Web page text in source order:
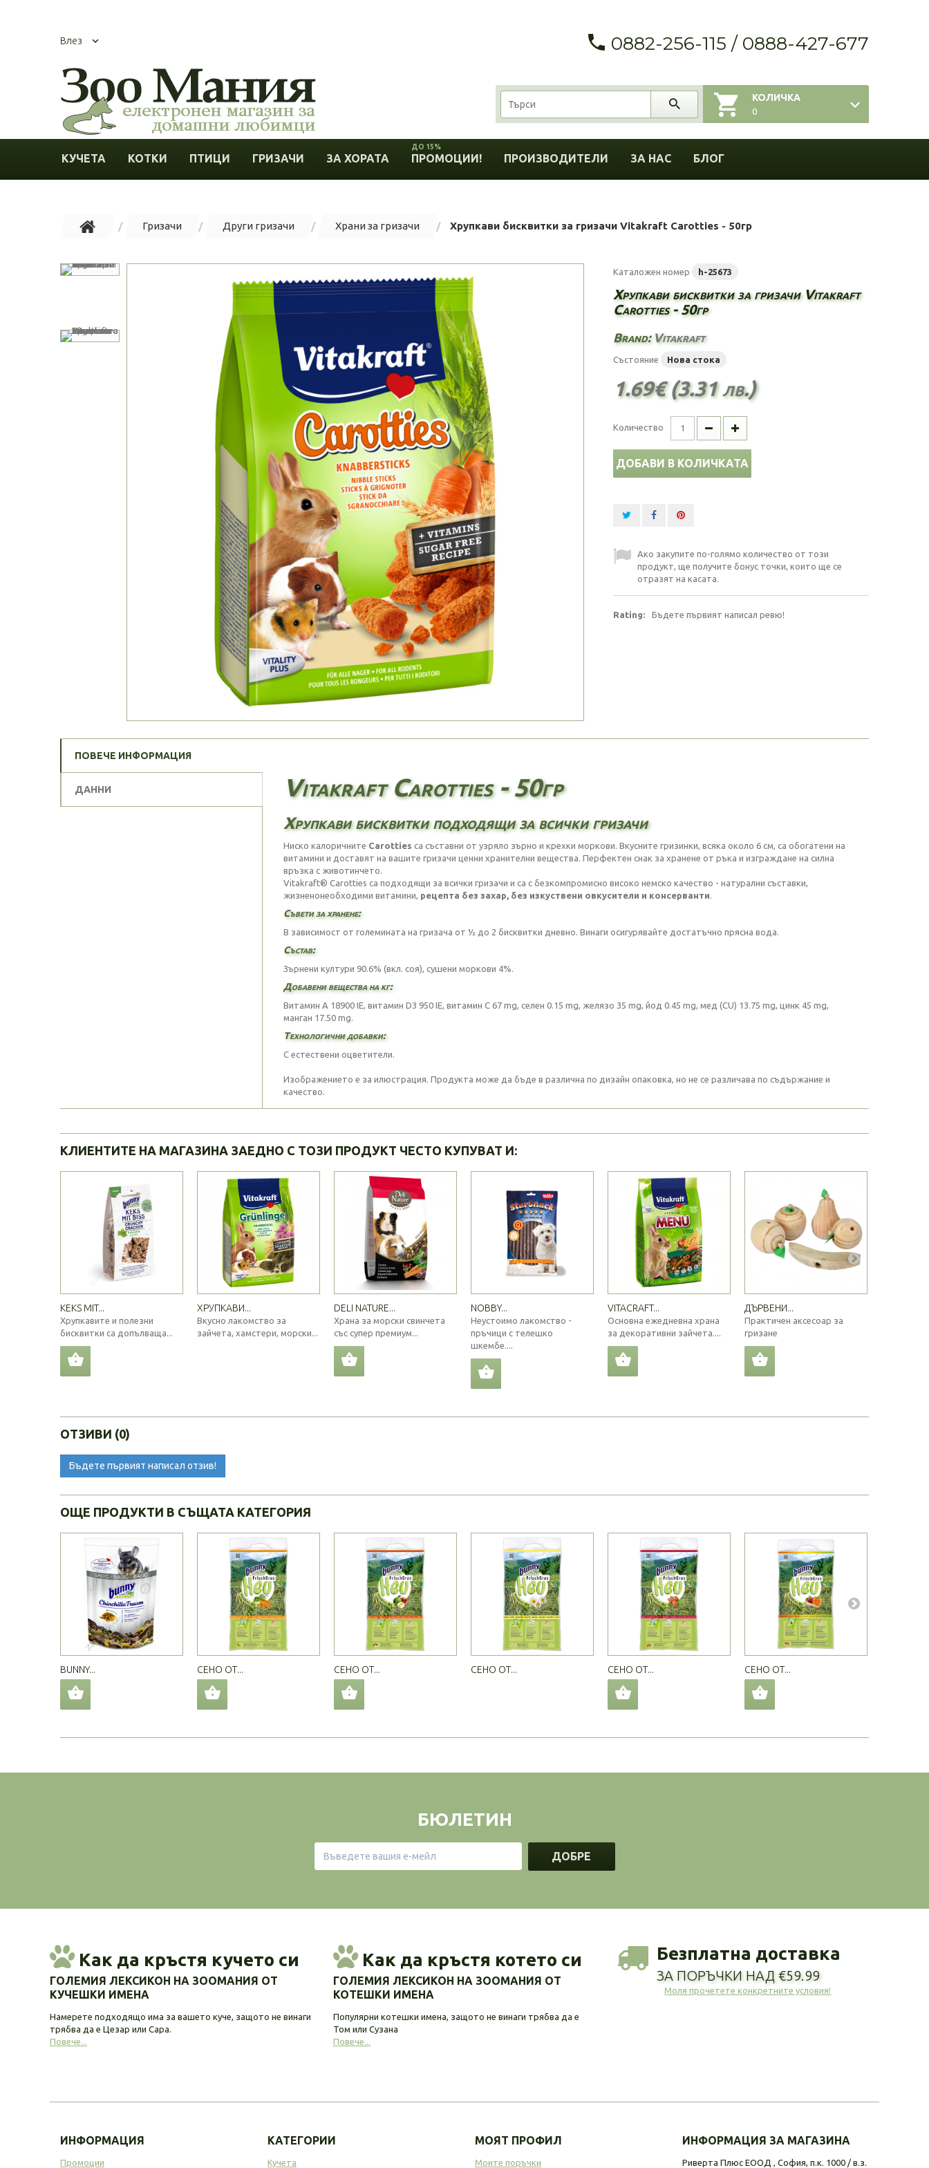
Влез 0882-256-115 / 0888-427-677
КОЛИЧКА
0
КУЧЕТА КОТКИ ПТИЦИ ГРИЗАЧИ ЗА ХОРАТА ПРОМОЦИИ!
ДО 15%
ПРОИЗВОДИТЕЛИ ЗА НАС БЛОГ
Гризачи Други гризачи Храни за гризачи Хрупкави бисквитки за гризачи Vitakraft Carotties - 50гр
Каталожен номер h-25673
Хрупкави бисквитки за гризачи Vitakraft
Carotties - 50гр
Brand: Vitakraft
Състояние Нова стока
1.69€ (3.31 лв.)
Количество
ДОБАВИ В КОЛИЧКАТА
Ако закупите по-голямо количество от този
продукт, ще получите бонус точки, които ще се
отразят на касата.
Rating: Бъдете първият написал ревю!
ПОВЕЧЕ ИНФОРМАЦИЯ
ДАННИ Vitakraft Carotties - 50гр
Хрупкави бисквитки подходящи за всички гризачи
Ниско калоричните Carotties са съставни от узряло зърно и крехки моркови. Вкусните гризинки, всяка около 6 см, са обогатени на
витамини и доставят на вашите гризачи ценни хранителни вещества. Перфектен снак за хранене от ръка и изграждане на силна
връзка с животинчето.
Vitakraft® Carotties са подходящи за всички гризачи и са с безкомпромисно високо немско качество - натурални съставки,
жизненонеобходими витамини, рецепта без захар, без изкуствени овкусители и консерванти.
Съвети за хранене:
В зависимост от големината на гризача от ½ до 2 бисквитки дневно. Винаги осигурявайте достатъчно прясна вода.
Състав:
Зърнени култури 90.6% (вкл. соя), сушени моркови 4%.
Добавени вещества на кг:
Витамин A 18900 IE, витамин D3 950 IE, витамин С 67 mg, селен 0.15 mg, желязо 35 mg, йод 0.45 mg, мед (CU) 13.75 mg, цинк 45 mg,
манган 17.50 mg.
Технологични добавки:
С естествени оцветители.
Изображението е за илюстрация. Продукта може да бъде в различна по дизайн опаковка, но не се различава по съдържание и
качество.
КЛИЕНТИТЕ НА МАГАЗИНА ЗАЕДНО С ТОЗИ ПРОДУКТ ЧЕСТО КУПУВАТ И:
KEKS MIT...
Хрупкавите и полезни
бисквитки са допълваща...
ХРУПКАВИ...
Вкусно лакомство за
зайчета, хамстери, морски...
DELI NATURE...
Храна за морски свинчета
със супер премиум...
NOBBY...
Неустоимо лакомство -
пръчици с телешко
шкембе....
VITACRAFT...
Основна ежедневна храна
за декоративни зайчета....
ДЪРВЕНИ...
Практичен аксесоар за
гризане
ОТЗИВИ (0)
Бъдете първият написал отзив!
ОЩЕ ПРОДУКТИ В СЪЩАТА КАТЕГОРИЯ
BUNNY... СЕНО ОТ... СЕНО ОТ... СЕНО ОТ... СЕНО ОТ... СЕНО ОТ...
БЮЛЕТИН
ДОБРЕ
Как да кръстя кучето си
ГОЛЕМИЯ ЛЕКСИКОН НА ЗООМАНИЯ ОТ
КУЧЕШКИ ИМЕНА
Намерете подходящо има за вашето куче, защото не винаги
трябва да е Цезар или Сара.
Повече...
Как да кръстя котето си
ГОЛЕМИЯ ЛЕКСИКОН НА ЗООМАНИЯ ОТ
КОТЕШКИ ИМЕНА
Популярни котешки имена, защото не винаги трябва да е
Том или Сузана
Повече...
Безплатна доставка
ЗА ПОРЪЧКИ НАД €59.99
Моля прочетете конкретните условия!
ИНФОРМАЦИЯ
Промоции
КАТЕГОРИИ
Кучета
МОЯТ ПРОФИЛ
Моите поръчки
ИНФОРМАЦИЯ ЗА МАГАЗИНА
Риверта Плюс ЕООД , София, п.к. 1000 / в.з.